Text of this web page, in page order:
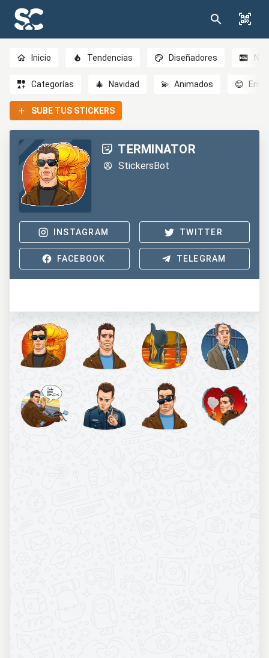
Inicio Tendencias Diseñadores
Categorías 🎄 Navidad 💫 Animados 😊
SUBE TUS STICKERS
TERMINATOR
StickersBot
INSTAGRAM TWITTER
FACEBOOK TELEGRAM